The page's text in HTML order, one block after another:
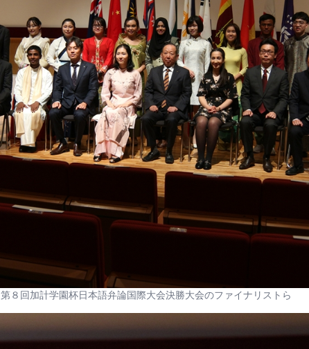
第８回加計学園杯日本語弁論国際大会決勝大会のファイナリストら